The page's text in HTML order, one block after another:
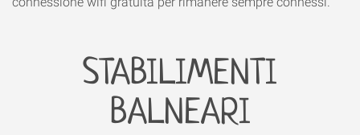
STABILIMENTI
BALNEARI